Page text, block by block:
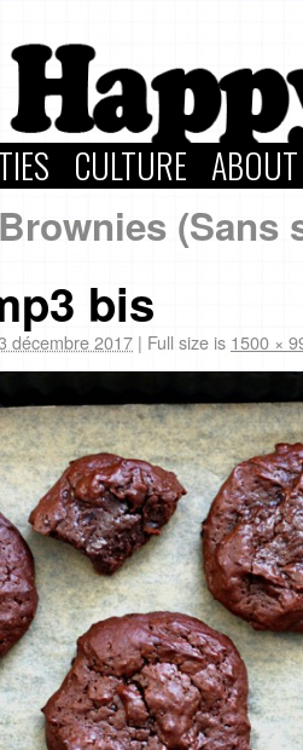
CULTURE
(Sans
bis
décembre 2017 | Full size is 1500 ×